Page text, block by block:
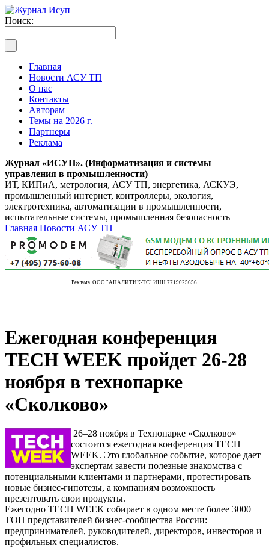
Поиск:
Главная
Новости АСУ ТП
О нас
Контакты
Авторам
Темы на 2026 г.
Партнеры
Реклама
Журнал «ИСУП». (Информатизация и системы
управления в промышленности)
ИТ, КИПиА, метрология, АСУ ТП, энергетика, АСКУЭ,
промышленный интернет, контроллеры, экология,
электротехника, автоматизации в промышленности,
испытательные системы, промышленная безопасность
Главная Новости АСУ ТП
Реклама. ООО "АНАЛИТИК-ТС" ИНН 7719025656
Ежегодная конференция
TECH WEEK пройдет 26-28
ноября в технопарке
«Сколково»
26‒28 ноября в Технопарке «Сколково»
состоится ежегодная конференция TECH
WEEK. Это глобальное событие, которое дает
экспертам завести полезные знакомства с
потенциальными клиентами и партнерами, протестировать
новые бизнес-гипотезы, а компаниям возможность
презентовать свои продукты.
Ежегодно TECH WEEK собирает в одном месте более 3000
ТОП представителей бизнес-сообщества России:
предпринимателей, руководителей, директоров, инвесторов и
профильных специалистов.